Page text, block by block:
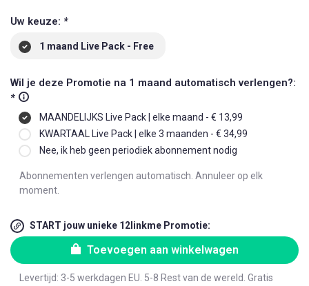
Uw keuze: *
1 maand Live Pack - Free
Wil je deze Promotie na 1 maand automatisch verlengen?:
*
MAANDELIJKS Live Pack | elke maand - € 13,99
KWARTAAL Live Pack | elke 3 maanden - € 34,99
Nee, ik heb geen periodiek abonnement nodig
Abonnementen verlengen automatisch. Annuleer op elk
moment.
START jouw unieke 12linkme Promotie:
Toevoegen aan winkelwagen
Levertijd: 3-5 werkdagen EU. 5-8 Rest van de wereld. Gratis